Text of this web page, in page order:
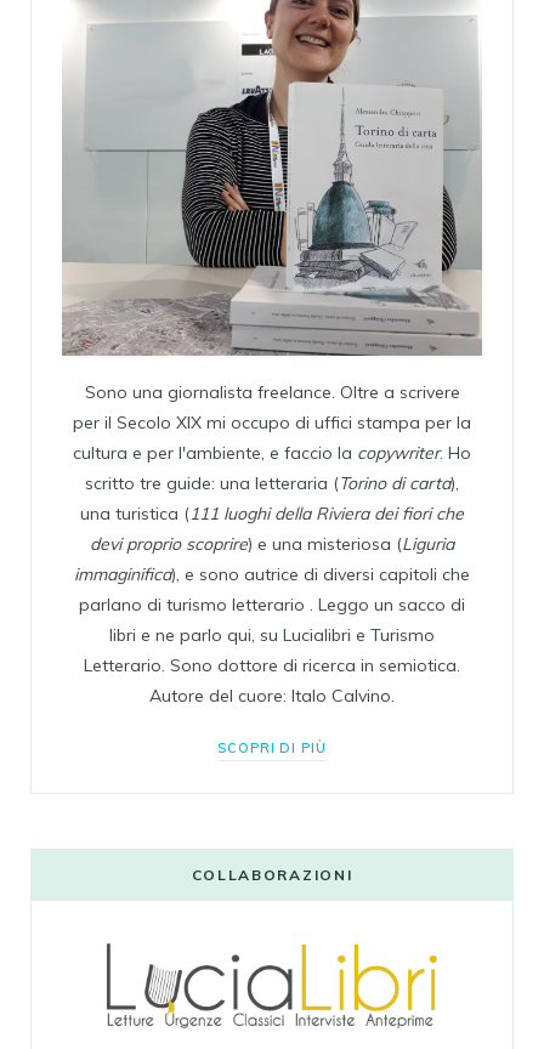
Sono una giornalista freelance. Oltre a scrivere
per il Secolo XIX mi occupo di uffici stampa per la
cultura e per l'ambiente, e faccio la copywriter. Ho
scritto tre guide: una letteraria (Torino di carta),
una turistica (111 luoghi della Riviera dei fiori che
devi proprio scoprire) e una misteriosa (Liguria
immaginifica), e sono autrice di diversi capitoli che
parlano di turismo letterario . Leggo un sacco di
libri e ne parlo qui, su Lucialibri e Turismo
Letterario. Sono dottore di ricerca in semiotica.
Autore del cuore: Italo Calvino.
SCOPRI DI PIÙ
COLLABORAZIONI